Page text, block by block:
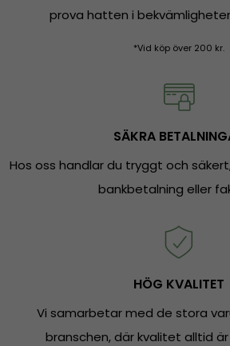
prova hatten i
*Vid köp över 200 kr.
SÄKRA
Hos oss handlar du tryggt och
bankbetalning eller
HÖG KVALITET
Vi samarbetar med de stora
branschen, där kvalitet alltid